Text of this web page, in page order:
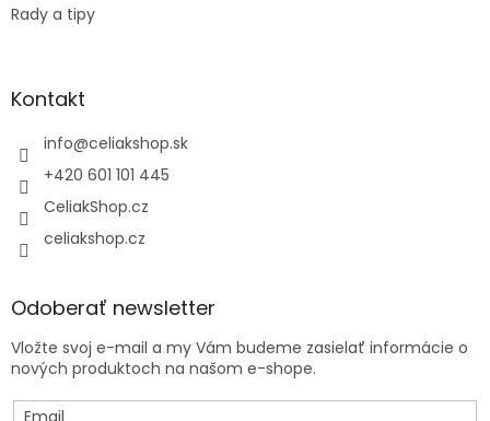
Rady a tipy
Kontakt
info@celiakshop.sk
+420 601 101 445
CeliakShop.cz
celiakshop.cz
Odoberať newsletter
Vložte svoj e-mail a my Vám budeme zasielať informácie o
nových produktoch na našom e-shope.